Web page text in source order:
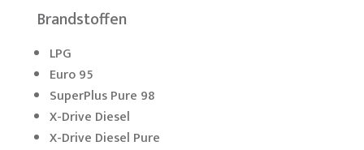
Brandstoffen
LPG
Euro 95
SuperPlus Pure 98
X-Drive Diesel
X-Drive Diesel Pure